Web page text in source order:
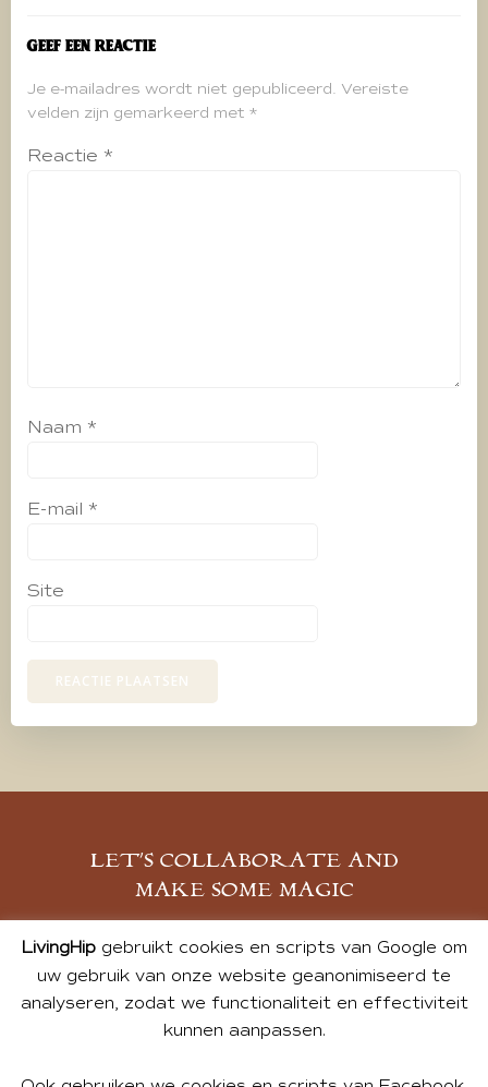
Geef een reactie
Je e-mailadres wordt niet gepubliceerd. Vereiste
velden zijn gemarkeerd met *
Reactie *
Naam *
E-mail *
Site
LET’S COLLABORATE AND
MAKE SOME MAGIC
MELD JE AAN
LivingHipgebruikt cookies en scripts van Google om
uw gebruik van onze website geanonimiseerd te
analyseren, zodat we functionaliteit en effectiviteit
kunnen aanpassen.